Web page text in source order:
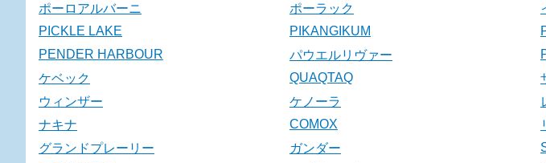
ポーロアルバーニ
ポーラック
PICKLE LAKE
PIKANGIKUM
PENDER HARBOUR
パウエルリヴァー
ケベック
QUAQTAQ
ウィンザー
ケノーラ
ナキナ
COMOX
グランドプレーリー
ガンダー